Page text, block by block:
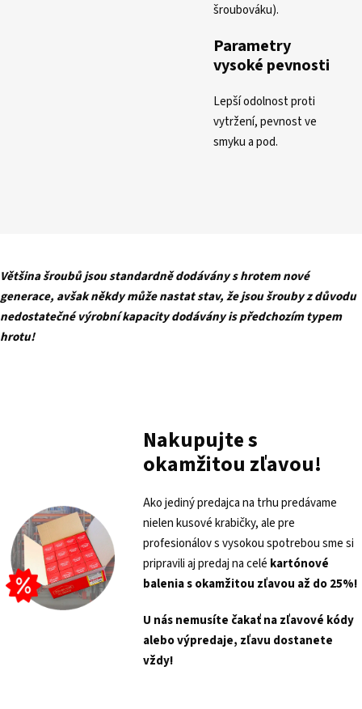
šroubováku).
Parametry
vysoké pevnosti
Lepší odolnost proti
vytržení, pevnost ve
smyku a pod.
Většina šroubů jsou standardně dodávány s hrotem nové
generace, avšak někdy může nastat stav, že jsou šrouby z důvodu
nedostatečné výrobní kapacity dodávány is předchozím typem
hrotu!
Nakupujte s
okamžitou zľavou!
Ako jediný predajca na trhu predávame
nielen kusové krabičky, ale pre
profesionálov s vysokou spotrebou sme si
pripravili aj predaj na celé kartónové
balenia sokamžitou zľavou až do 25%!
U nás nemusíte čakať na zľavové kódy
alebo výpredaje, zľavu dostanete
vždy!